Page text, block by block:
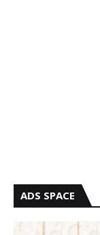
ADS SPACE